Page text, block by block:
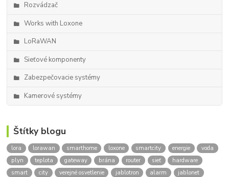
Rozvádzač
Works with Loxone
LoRaWAN
Sieťové komponenty
Zabezpečovacie systémy
Kamerové systémy
Štítky blogu
lora lorawan smarthome loxone smartcity energie
voda
plyn
teplota gateway brána router sieť
hardware
smart
city verejné osvetlenie jablotron alarm jablonet